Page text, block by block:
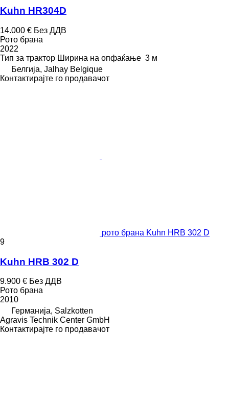
Kuhn HR304D
14.000 € Без ДДВ
Рото брана
2022
Тип за трактор Ширина на опфаќање 3 м
Белгија, Jalhay Belgique
Контактирајте го продавачот
рото брана Kuhn HRB 302 D
9
Kuhn HRB 302 D
9.900 € Без ДДВ
Рото брана
2010
Германија, Salzkotten
Agravis Technik Center GmbH
Контактирајте го продавачот